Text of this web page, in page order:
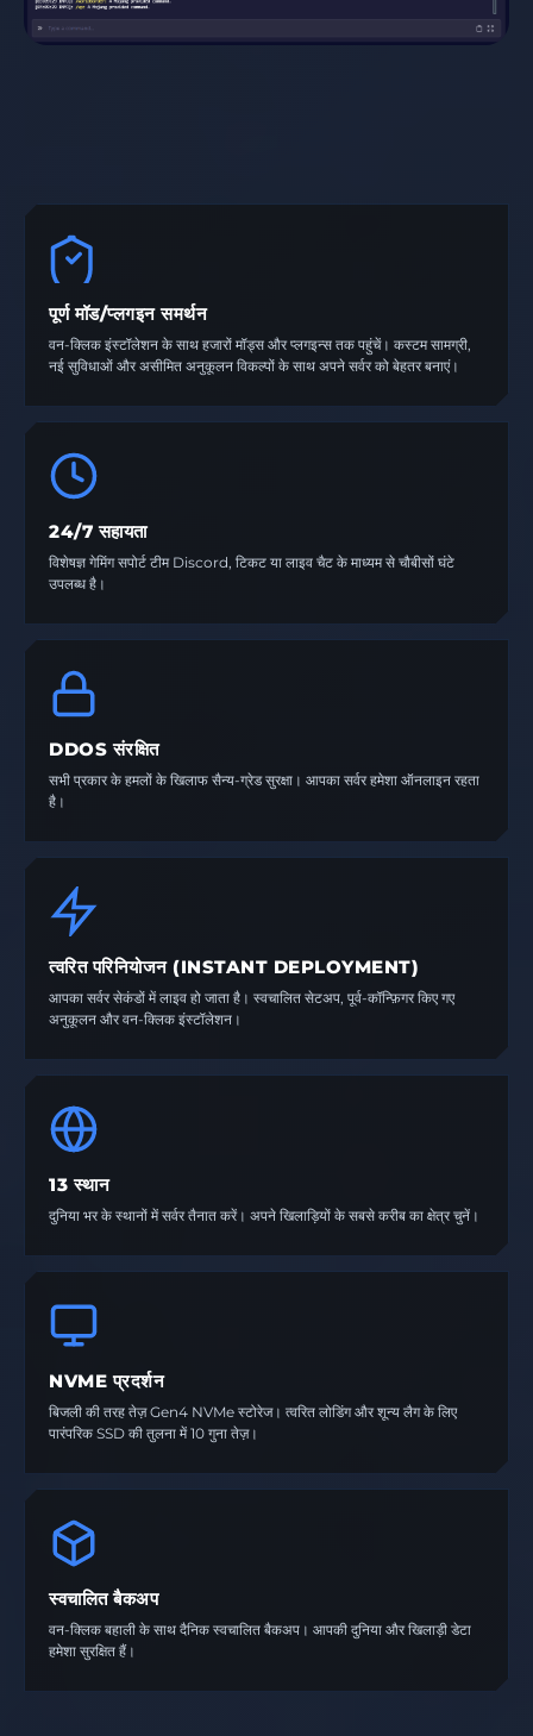
पूर्ण मॉड/प्लगइन समर्थन
वन-क्लिक इंस्टॉलेशन के साथ हजारों मॉड्स और प्लगइन्स तक पहुंचें। कस्टम सामग्री,
नई सुविधाओं और असीमित अनुकूलन विकल्पों के साथ अपने सर्वर को बेहतर बनाएं।
24/7 सहायता
विशेषज्ञ गेमिंग सपोर्ट टीम Discord, टिकट या लाइव चैट के माध्यम से चौबीसों घंटे
उपलब्ध है।
DDOS संरक्षित
सभी प्रकार के हमलों के खिलाफ सैन्य-ग्रेड सुरक्षा। आपका सर्वर हमेशा ऑनलाइन रहता
है।
त्वरित परिनियोजन (INSTANT DEPLOYMENT)
आपका सर्वर सेकंडों में लाइव हो जाता है। स्वचालित सेटअप, पूर्व-कॉन्फ़िगर किए गए
अनुकूलन और वन-क्लिक इंस्टॉलेशन।
13 स्थान
दुनिया भर के स्थानों में सर्वर तैनात करें। अपने खिलाड़ियों के सबसे करीब का क्षेत्र चुनें।
NVME प्रदर्शन
बिजली की तरह तेज़ Gen4 NVMe स्टोरेज। त्वरित लोडिंग और शून्य लैग के लिए
पारंपरिक SSD की तुलना में 10 गुना तेज़।
स्वचालित बैकअप
वन-क्लिक बहाली के साथ दैनिक स्वचालित बैकअप। आपकी दुनिया और खिलाड़ी डेटा
हमेशा सुरक्षित हैं।